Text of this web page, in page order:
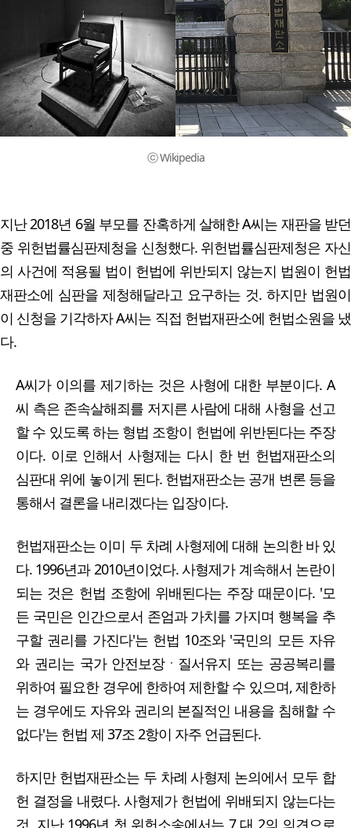
ⓒ Wikipedia
지난 2018년 6월 부모를 잔혹하게 살해한 A씨는 재판을 받던
중 위헌법률심판제청을 신청했다. 위헌법률심판제청은 자신
의 사건에 적용될 법이 헌법에 위반되지 않는지 법원이 헌법
재판소에 심판을 제청해달라고 요구하는 것. 하지만 법원이
이 신청을 기각하자 A씨는 직접 헌법재판소에 헌법소원을 냈
다.
A씨가 이의를 제기하는 것은 사형에 대한 부분이다. A
씨 측은 존속살해죄를 저지른 사람에 대해 사형을 선고
할 수 있도록 하는 형법 조항이 헌법에 위반된다는 주장
이다. 이로 인해서 사형제는 다시 한 번 헌법재판소의
심판대 위에 놓이게 된다. 헌법재판소는 공개 변론 등을
통해서 결론을 내리겠다는 입장이다.
헌법재판소는 이미 두 차례 사형제에 대해 논의한 바 있
다. 1996년과 2010년이었다. 사형제가 계속해서 논란이
되는 것은 헌법 조항에 위배된다는 주장 때문이다. '모
든 국민은 인간으로서 존엄과 가치를 가지며 행복을 추
구할 권리를 가진다'는 헌법 10조와 '국민의 모든 자유
와 권리는 국가 안전보장ㆍ질서유지 또는 공공복리를
위하여 필요한 경우에 한하여 제한할 수 있으며, 제한하
는 경우에도 자유와 권리의 본질적인 내용을 침해할 수
없다'는 헌법 제 37조 2항이 자주 언급된다.
하지만 헌법재판소는 두 차례 사형제 논의에서 모두 합
헌 결정을 내렸다. 사형제가 헌법에 위배되지 않는다는